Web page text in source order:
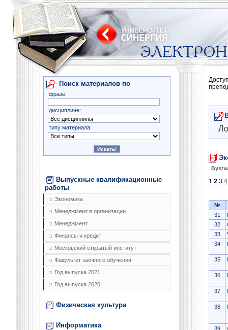
Поиск материалов по
фразе:
дисциплине:
типу материала:
Выпускные квалификационные
работы
Экономика
Менеджмент в организации
Менеджмент
Финансы и кредит
Московский открытый институт
Факультет заочного обучения
Год выпуска 2021
Год выпуска 2020
Физическая культура
Информатика
1 2 3 4
№
31
32
33
34
35
36
37
38
39